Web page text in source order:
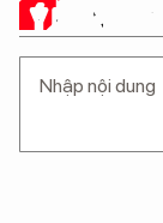
Ý KIẾN